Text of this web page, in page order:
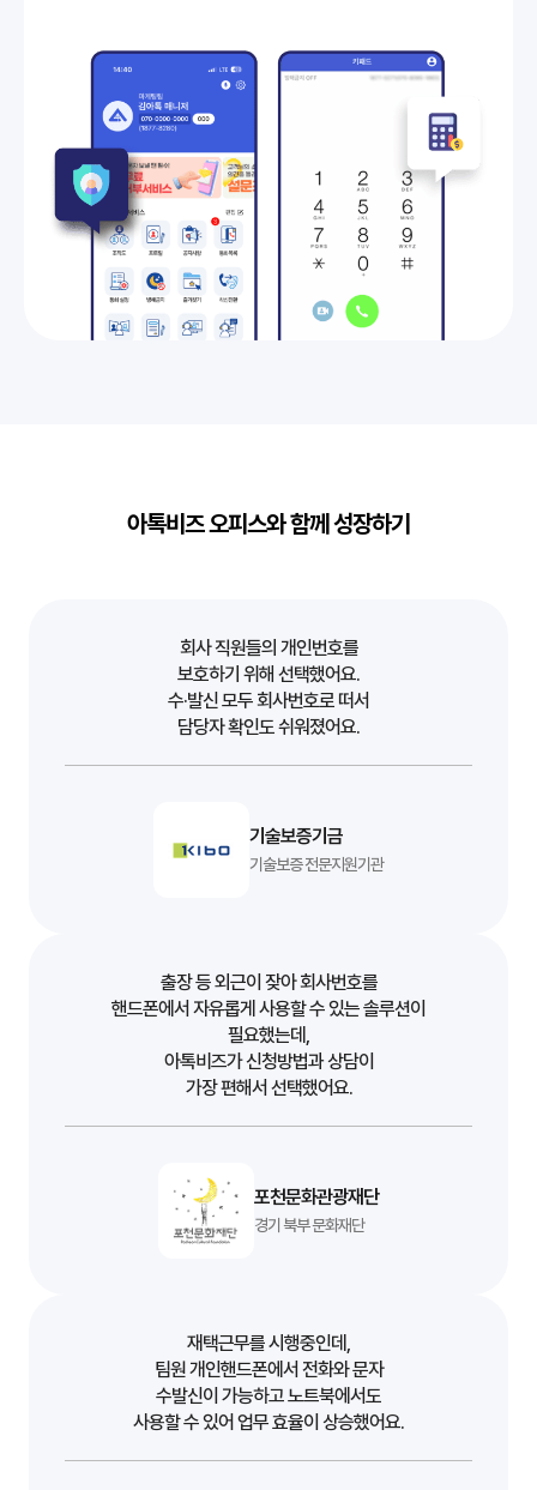
아톡비즈 오피스와 함께 성장하기
회사 직원들의 개인번호를
보호하기 위해 선택했어요.
수·발신 모두 회사번호로 떠서
담당자 확인도 쉬워졌어요.
기술보증기금
기술보증 전문지원기관
출장 등 외근이 잦아 회사번호를
핸드폰에서 자유롭게 사용할 수 있는 솔루션이
필요했는데,
아톡비즈가 신청방법과 상담이
가장 편해서 선택했어요.
포천문화관광재단
경기 북부 문화재단
재택근무를 시행중인데,
팀원 개인핸드폰에서 전화와 문자
수발신이 가능하고 노트북에서도
사용할 수 있어 업무 효율이 상승했어요.